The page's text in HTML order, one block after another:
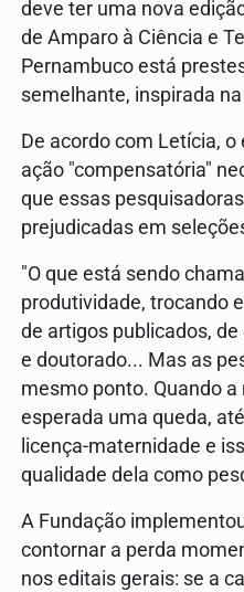
deve ter uma nova
de Amparo à Ciência e
Pernambuco está
semelhante, inspirada
De acordo com Letícia,
ação "compensatória"
que essas
prejudicadas em
"O que está sendo
produtividade, trocando
de artigos publicados,
e doutorado... Mas as
mesmo ponto. Quando
esperada uma queda,
licença-maternidade e
qualidade dela como
A Fundação
contornar a perda
nos editais gerais: se a